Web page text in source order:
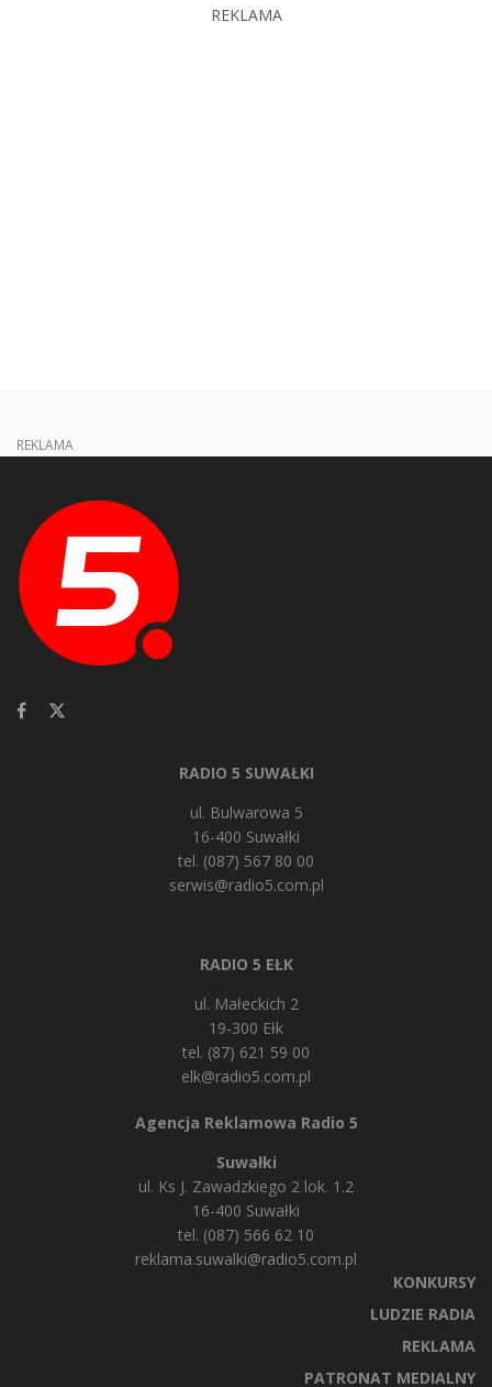
REKLAMA
REKLAMA
RADIO 5 SUWAŁKI
ul. Bulwarowa 5
16-400 Suwałki
tel. (087) 567 80 00
serwis@radio5.com.pl
RADIO 5 EŁK
ul. Małeckich 2
19-300 Ełk
tel. (87) 621 59 00
elk@radio5.com.pl
Agencja Reklamowa Radio 5
Suwałki
ul. Ks J. Zawadzkiego 2 lok. 1.2
16-400 Suwałki
tel. (087) 566 62 10
reklama.suwalki@radio5.com.pl
KONKURSY
LUDZIE RADIA
REKLAMA
PATRONAT MEDIALNY